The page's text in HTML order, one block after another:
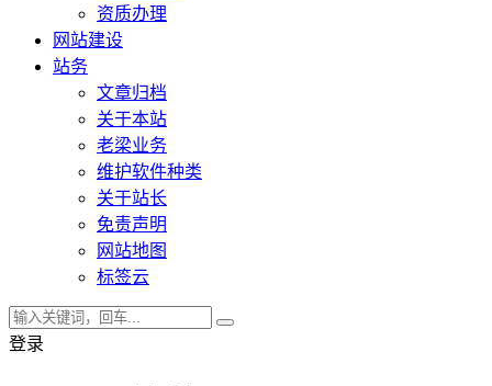
资质办理
网站建设
站务
文章归档
关于本站
老梁业务
维护软件种类
关于站长
免责声明
网站地图
标签云
登录